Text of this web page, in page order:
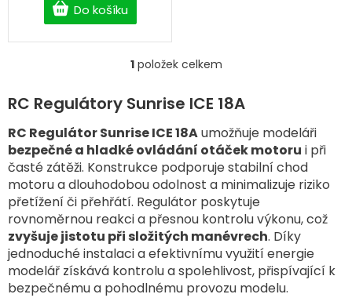
Do košíku
O
l
á
d
a
c
í
p
r
v
k
y
v
ý
p
1položek celkem
RC Regulátory Sunrise ICE 18A
RC Regulátor Sunrise ICE 18Aumožňuje modeláři
bezpečné a hladké ovládání otáček motoru i při
časté zátěži. Konstrukce podporuje stabilní chod
motoru a dlouhodobou odolnost a minimalizuje riziko
přetížení či přehřátí. Regulátor poskytuje
rovnoměrnou reakci a přesnou kontrolu výkonu, což
zvyšuje jistotu při složitých manévrech. Díky
jednoduché instalaci a efektivnímu využití energie
modelář získává kontrolu a spolehlivost, přispívající k
bezpečnému a pohodlnému provozu modelu.